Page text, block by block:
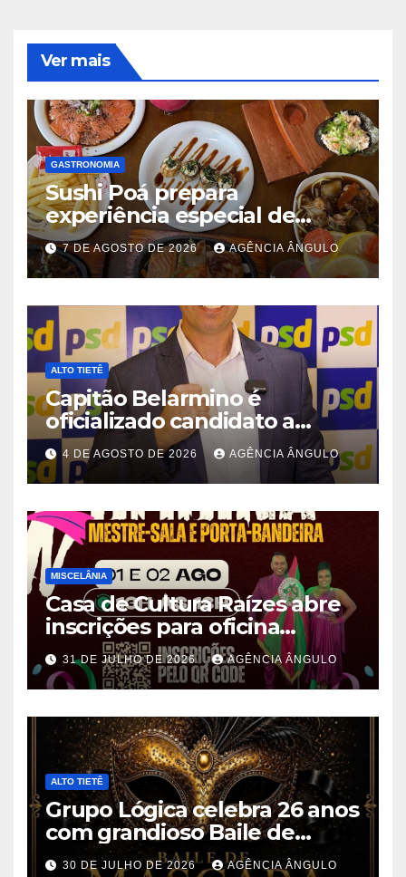
Ver mais
GASTRONOMIA
Sushi Poá prepara
experiência especial de
rodízio para o Dia dos Pais
7 DE AGOSTO DE 2026 AGÊNCIA ÂNGULO
ALTO TIETÊ
Capitão Belarmino é
oficializado candidato a
deputado estadual pelo PSD
durante convenção em São
Paulo
4 DE AGOSTO DE 2026 AGÊNCIA ÂNGULO
MISCELÂNIA
Casa de Cultura Raízes abre
inscrições para oficina
gratuita de Mestre-Sala e
Porta-Bandeira em Ferraz de
Vasconcelos
31 DE JULHO DE 2026 AGÊNCIA ÂNGULO
ALTO TIETÊ
Grupo Lógica celebra 26 anos
com grandioso Baile de
Máscaras em Suzano
30 DE JULHO DE 2026 AGÊNCIA ÂNGULO